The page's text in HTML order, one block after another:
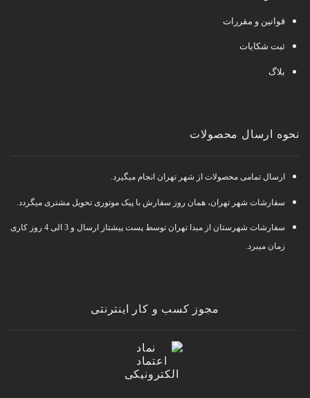
قوانین و مقررات
ثبت شکایات
بلاگ
نحوه ارسال محصولات
ارسال تمامی محصولات از شهر تهران انجام میگیرد.
سفارشات شهر تهران، همان روز سفارش با پیک موتوری تحویل مشتری میگردد.
سفارشات شهرستان از مبدا تهران توسط پست پیشتاز ارسال و 3 الی 4 روز کاری
زمان میبرد.
مجوز کسب و کار اینترنتی